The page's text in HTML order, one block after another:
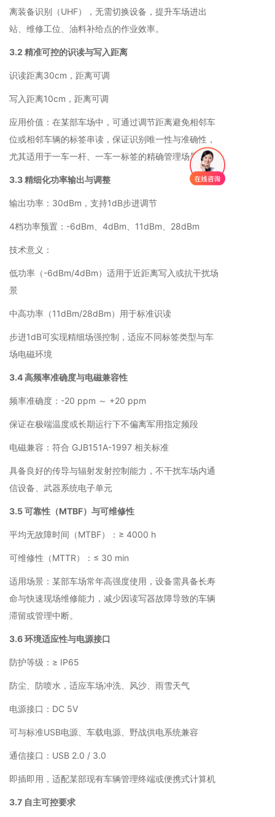
离装备识别（UHF），无需切换设备，提升车场进出
站、维修工位、油料补给点的作业效率。
3.2 精准可控的识读与写入距离
识读距离30cm，距离可调
写入距离10cm，距离可调
应用价值：在某部车场中，可通过调节距离避免相邻车
位或相邻车辆的标签串读，保证识别唯一性与准确性，
尤其适用于一车一杆、一车一标签的精确管理场景。
3.3 精细化功率输出与调整
输出功率：30dBm，支持1dB步进调节
4档功率预置：-6dBm、4dBm、11dBm、28dBm
技术意义：
低功率（-6dBm/4dBm）适用于近距离写入或抗干扰场
景
中高功率（11dBm/28dBm）用于标准识读
步进1dB可实现精细场强控制，适应不同标签类型与车
场电磁环境
3.4 高频率准确度与电磁兼容性
频率准确度：-20 ppm ～ +20 ppm
保证在极端温度或长期运行下不偏离军用指定频段
电磁兼容：符合 GJB151A-1997 相关标准
具备良好的传导与辐射发射控制能力，不干扰车场内通
信设备、武器系统电子单元
3.5 可靠性（MTBF）与可维修性
平均无故障时间（MTBF）：≥ 4000 h
可维修性（MTTR）：≤ 30 min
适用场景：某部车场常年高强度使用，设备需具备长寿
命与快速现场维修能力，减少因读写器故障导致的车辆
滞留或管理中断。
3.6 环境适应性与电源接口
防护等级：≥ IP65
防尘、防喷水，适应车场冲洗、风沙、雨雪天气
电源接口：DC 5V
可与标准USB电源、车载电源、野战供电系统兼容
通信接口：USB 2.0 / 3.0
即插即用，适配某部现有车辆管理终端或便携式计算机
3.7 自主可控要求